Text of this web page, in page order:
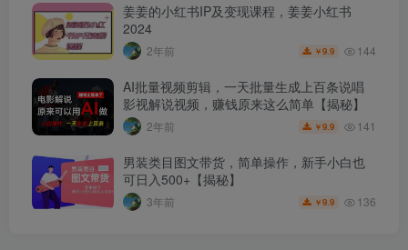
姜姜的小红书IP及变现课程，姜姜小红书
2024
2年前 ￥9.9 144
AI批量视频剪辑，一天批量生成上百条说唱
影视解说视频，赚钱原来这么简单【揭秘】
2年前 ￥9.9 141
男装类目图文带货，简单操作，新手小白也
可日入500+【揭秘】
3年前 ￥9.9 136